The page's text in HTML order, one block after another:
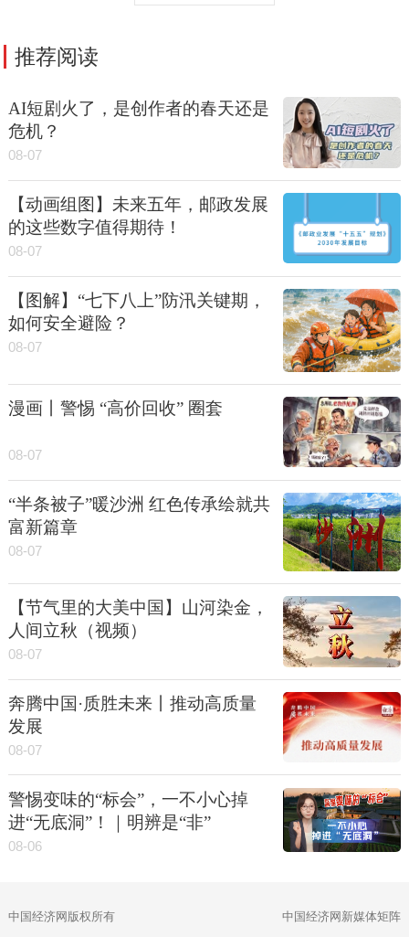
推荐阅读
AI短剧火了，是创作者的春天还是
危机？
08-07
【动画组图】未来五年，邮政发展
的这些数字值得期待！
08-07
【图解】“七下八上”防汛关键期，
如何安全避险？
08-07
漫画丨警惕 “高价回收” 圈套
08-07
“半条被子”暖沙洲 红色传承绘就共
富新篇章
08-07
【节气里的大美中国】山河染金，
人间立秋（视频）
08-07
奔腾中国·质胜未来丨推动高质量
发展
08-07
警惕变味的“标会”，一不小心掉
进“无底洞”！｜明辨是“非”
08-06
中国经济网版权所有 中国经济网新媒体矩阵